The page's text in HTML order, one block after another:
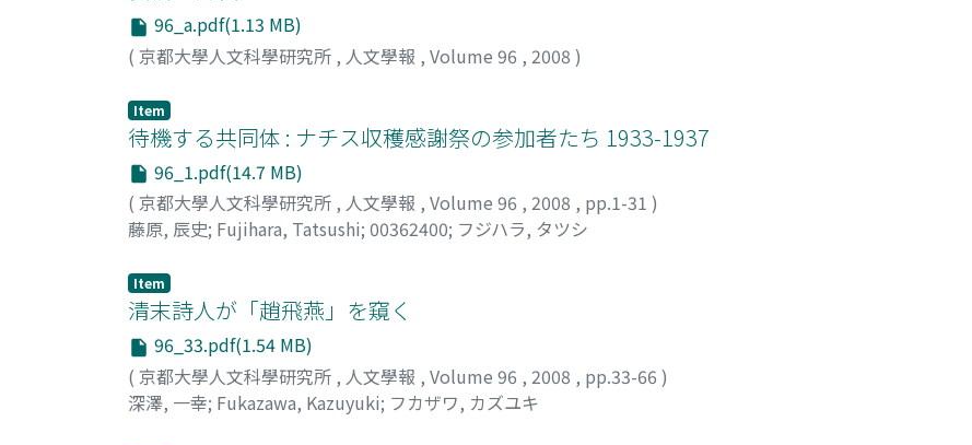
96_a.pdf(1.13 MB)
( 京都大學人文科學研究所 , 人文學報 , Volume 96 , 2008 )
Item
待機する共同体 : ナチス収穫感謝祭の参加者たち 1933-1937
96_1.pdf(14.7 MB)
( 京都大學人文科學研究所 , 人文學報 , Volume 96 , 2008 , pp.1-31 )
藤原, 辰史; Fujihara, Tatsushi; 00362400; フジハラ, タツシ
Item
清末詩人が「趙飛燕」を窺く
96_33.pdf(1.54 MB)
( 京都大學人文科學研究所 , 人文學報 , Volume 96 , 2008 , pp.33-66 )
深澤, 一幸; Fukazawa, Kazuyuki; フカザワ, カズユキ